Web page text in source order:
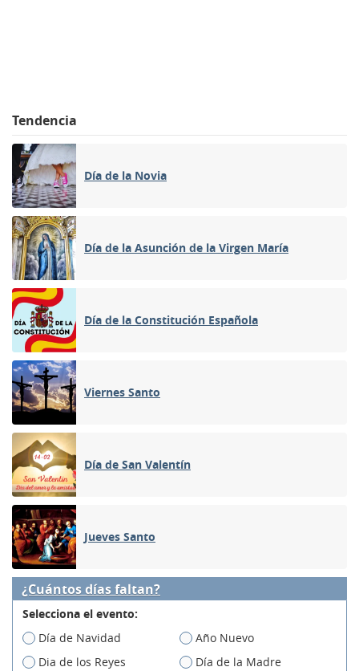
Tendencia
Día de la Novia
Día de la Asunción de la Virgen María
Día de la Constitución Española
Viernes Santo
Día de San Valentín
Jueves Santo
¿Cuántos días faltan?
Selecciona el evento:
Día de Navidad
Año Nuevo
Dia de los Reyes
Día de la Madre